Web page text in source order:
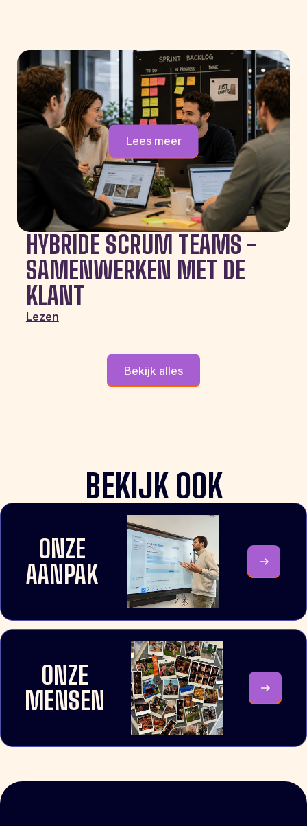
Lees meer
HYBRIDE SCRUM TEAMS -
SAMENWERKEN MET DE
KLANT
Lezen
Bekijk alles
BEKIJK OOK
ONZE
AANPAK
ONZE
MENSEN